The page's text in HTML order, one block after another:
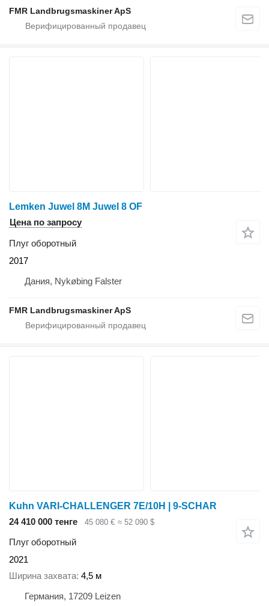
FMR Landbrugsmaskiner ApS
Lemken Juwel 8M Juwel 8 OF
Цена по запросу
Плуг оборотный
2017
Дания, Nykøbing Falster
FMR Landbrugsmaskiner ApS
Kuhn VARI-CHALLENGER 7E/10H | 9-SCHAR
24 410 000 тенге
45 080 € ≈ 52 090 $
Плуг оборотный
2021
Ширина захвата 4,5 м
Германия, 17209 Leizen